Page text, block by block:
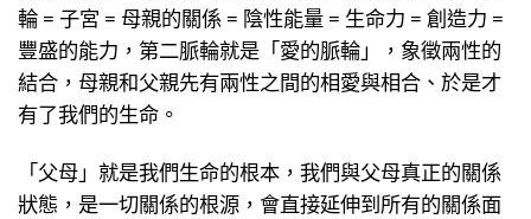
輪 = 子宮 = 母親的關係 = 陰性能量 = 生命力 = 創造力 =
豐盛的能力，第二脈輪就是「愛的脈輪」，象徵兩性的
結合，母親和父親先有兩性之間的相愛與相合、於是才
有了我們的生命。
「父母」就是我們生命的根本，我們與父母真正的關係
狀態，是一切關係的根源，會直接延伸到所有的關係面